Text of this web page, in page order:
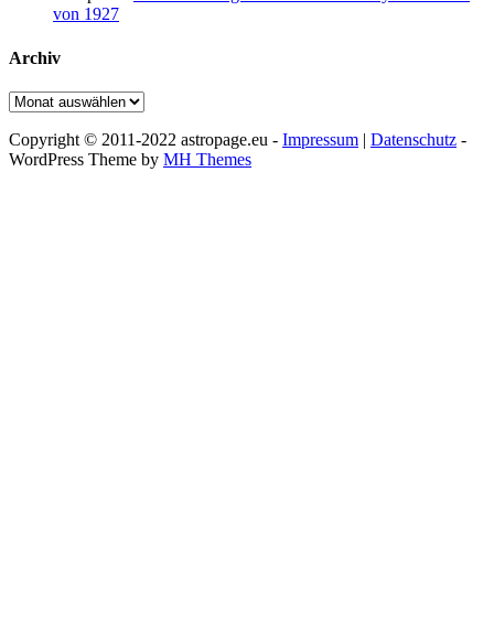
von 1927
Archiv
Archiv
Copyright © 2011-2022 astropage.eu - Impressum | Datenschutz -
WordPress Theme by MH Themes